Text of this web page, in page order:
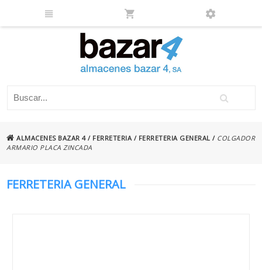
ALMACENES BAZAR 4/ FERRETERIA / FERRETERIA GENERAL / COLGADOR
ARMARIO PLACA ZINCADA
FERRETERIA GENERAL